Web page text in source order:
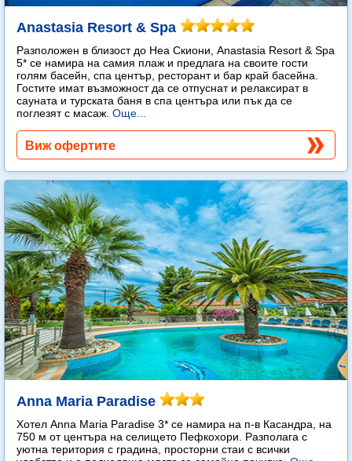
Anastasia Resort & Spa
Разположен в близост до Неа Скиони, Anastasia Resort & Spa
5* се намира на самия плаж и предлага на своите гости
голям басейн, спа център, ресторант и бар край басейна.
Гостите имат възможност да се отпуснат и релаксират в
сауната и турската баня в спа центъра или пък да се
поглезят с масаж. Още...
Виж офертите
Anna Maria Paradise
Хотел Anna Maria Paradise 3* се намира на п-в Касандра, на
750 м от центъра на селището Пефкохори. Разполага с
уютна територия с градина, просторни стаи с всички